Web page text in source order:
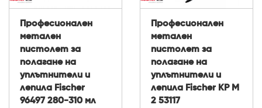
Професионален
метален
пистолет за
полагане на
уплътнители и
лепила Fischer
96497 280-310 мл
Професионален
метален
пистолет за
полагане на
уплътнители и
лепила Fischer KP M
2 53117